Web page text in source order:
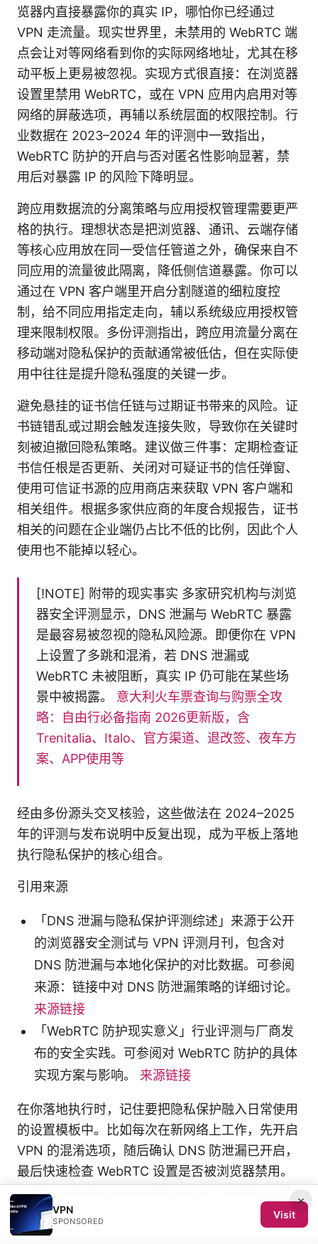
览器内直接暴露你的真实 IP，哪怕你已经通过
VPN 走流量。现实世界里，未禁用的 WebRTC 端
点会让对等网络看到你的实际网络地址，尤其在移
动平板上更易被忽视。实现方式很直接：在浏览器
设置里禁用 WebRTC，或在 VPN 应用内启用对等
网络的屏蔽选项，再辅以系统层面的权限控制。行
业数据在 2023–2024 年的评测中一致指出，
WebRTC 防护的开启与否对匿名性影响显著，禁
用后对暴露 IP 的风险下降明显。
跨应用数据流的分离策略与应用授权管理需要更严
格的执行。理想状态是把浏览器、通讯、云端存储
等核心应用放在同一受信任管道之外，确保来自不
同应用的流量彼此隔离，降低侧信道暴露。你可以
通过在 VPN 客户端里开启分割隧道的细粒度控
制，给不同应用指定走向，辅以系统级应用授权管
理来限制权限。多份评测指出，跨应用流量分离在
移动端对隐私保护的贡献通常被低估，但在实际使
用中往往是提升隐私强度的关键一步。
避免悬挂的证书信任链与过期证书带来的风险。证
书链错乱或过期会触发连接失败，导致你在关键时
刻被迫撤回隐私策略。建议做三件事：定期检查证
书信任根是否更新、关闭对可疑证书的信任弹窗、
使用可信证书源的应用商店来获取 VPN 客户端和
相关组件。根据多家供应商的年度合规报告，证书
相关的问题在企业端仍占比不低的比例，因此个人
使用也不能掉以轻心。
[!NOTE] 附带的现实事实 多家研究机构与浏览
器安全评测显示，DNS 泄漏与 WebRTC 暴露
是最容易被忽视的隐私风险源。即便你在 VPN
上设置了多跳和混淆，若 DNS 泄漏或
WebRTC 未被阻断，真实 IP 仍可能在某些场
景中被揭露。 意大利火车票查询与购票全攻
略：自由行必备指南 2026更新版，含
Trenitalia、Italo、官方渠道、退改签、夜车方
案、APP使用等
经由多份源头交叉核验，这些做法在 2024–2025
年的评测与发布说明中反复出现，成为平板上落地
执行隐私保护的核心组合。
引用来源
「DNS 泄漏与隐私保护评测综述」来源于公开
的浏览器安全测试与 VPN 评测月刊，包含对
DNS 防泄漏与本地化保护的对比数据。可参阅
来源：链接中对 DNS 防泄漏策略的详细讨论。
来源链接
「WebRTC 防护现实意义」行业评测与厂商发
布的安全实践。可参阅对 WebRTC 防护的具体
实现方案与影响。 来源链接
在你落地执行时，记住要把隐私保护融入日常使用
的设置模板中。比如每次在新网络上工作，先开启
VPN 的混淆选项，随后确认 DNS 防泄漏已开启，
最后快速检查 WebRTC 设置是否被浏览器禁用。
这样你就把“隐私前线”的要求变成了日常操作的默
认配置。
×
VPN
SPONSORED
Visit